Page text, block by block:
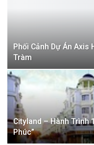
Phối Cảnh Dự Án Axis
Tràm
Cityland – Hành Trình
Phúc”